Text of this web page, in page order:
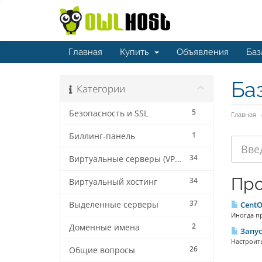
Главная Купить Объявления
Главная
Категории
5
Безопасность и SSL
1
Биллинг-панель
34
Виртуальные серверы (VPS/VDS)
34
Виртуальный хостинг
37
Выделенные серверы
2
Доменные имена
26
Общие вопросы
Иногда